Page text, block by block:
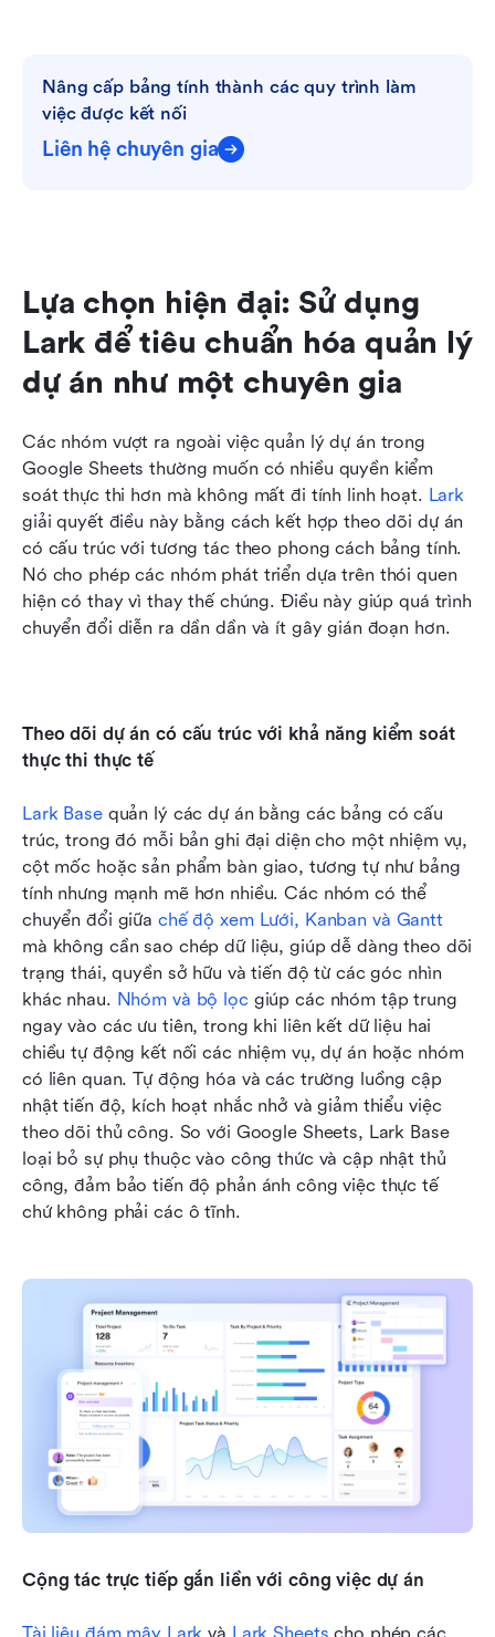
Nâng cấp bảng tính thành các quy trình làm
việc được kết nối
Liên hệ chuyên gia
Lựa chọn hiện đại: Sử dụng
Lark để tiêu chuẩn hóa quản lý
dự án như một chuyên gia
Các nhóm vượt ra ngoài việc quản lý dự án trong
Google Sheets thường muốn có nhiều quyền kiểm
soát thực thi hơn mà không mất đi tính linh hoạt. Lark
giải quyết điều này bằng cách kết hợp theo dõi dự án
có cấu trúc với tương tác theo phong cách bảng tính.
Nó cho phép các nhóm phát triển dựa trên thói quen
hiện có thay vì thay thế chúng. Điều này giúp quá trình
chuyển đổi diễn ra dần dần và ít gây gián đoạn hơn.
Theo dõi dự án có cấu trúc với khả năng kiểm soát
thực thi thực tế
Lark Base quản lý các dự án bằng các bảng có cấu
trúc, trong đó mỗi bản ghi đại diện cho một nhiệm vụ,
cột mốc hoặc sản phẩm bàn giao, tương tự như bảng
tính nhưng mạnh mẽ hơn nhiều. Các nhóm có thể
chuyển đổi giữa chế độ xem Lưới, Kanban và Gantt
mà không cần sao chép dữ liệu, giúp dễ dàng theo dõi
trạng thái, quyền sở hữu và tiến độ từ các góc nhìn
khác nhau. Nhóm và bộ lọc giúp các nhóm tập trung
ngay vào các ưu tiên, trong khi liên kết dữ liệu hai
chiều tự động kết nối các nhiệm vụ, dự án hoặc nhóm
có liên quan. Tự động hóa và các trường luồng cập
nhật tiến độ, kích hoạt nhắc nhở và giảm thiểu việc
theo dõi thủ công. So với Google Sheets, Lark Base
loại bỏ sự phụ thuộc vào công thức và cập nhật thủ
công, đảm bảo tiến độ phản ánh công việc thực tế
chứ không phải các ô tĩnh.
Cộng tác trực tiếp gắn liền với công việc dự án
Tài liệu đám mây Lark và Lark Sheets cho phép các